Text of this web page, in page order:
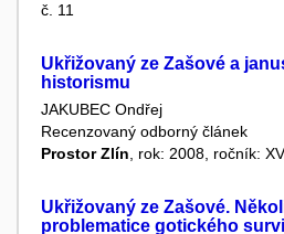
č. 11
Ukřižovaný ze Zašové a
historismu
JAKUBEC Ondřej
Recenzovaný odborný článek
Prostor Zlín, rok: 2008, ročník:
Ukřižovaný ze Zašové.
problematice gotického